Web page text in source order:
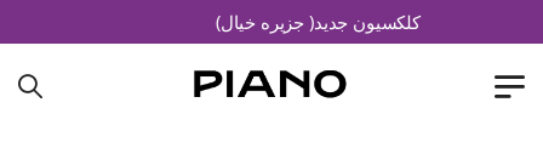
کلکسیون جدید( جزیره خیال)